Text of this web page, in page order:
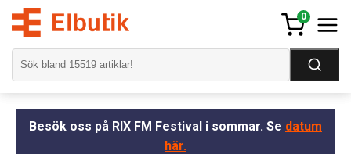
0
Besök oss på RIX FM Festival i sommar. Se datum
här.